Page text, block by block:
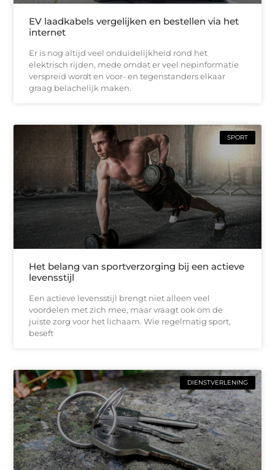
EV laadkabels vergelijken en bestellen via het
internet
Er is nog altijd veel onduidelijkheid rond het
elektrisch rijden, mede omdat er veel nepinformatie
verspreid wordt en voor- en tegenstanders elkaar
graag belachelijk maken.
SPORT
Het belang van sportverzorging bij een actieve
levensstijl
Een actieve levensstijl brengt niet alleen veel
voordelen met zich mee, maar vraagt ook om de
juiste zorg voor het lichaam. Wie regelmatig sport,
beseft
DIENSTVERLENING